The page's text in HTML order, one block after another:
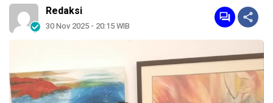
Redaksi
30 Nov 2025 - 20:15 WIB